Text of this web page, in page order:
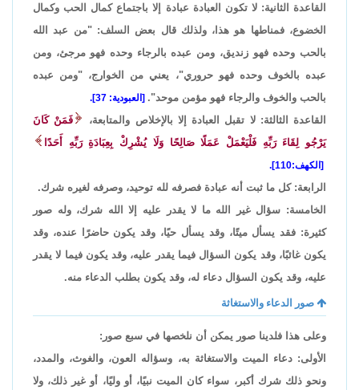
القاعدة الثانية: لا تكون العبادة عبادة إلا باجتماع كمال الحب وكمال
الخضوع، فمناطها هو هذا، ولذلك قال بعض السلف: "من عبد الله
بالحب وحده فهو زنديق، ومن عبده بالرجاء وحده فهو مرجئ، ومن
عبده بالخوف وحده فهو حروري"، يعني من الخوارج، "ومن عبده
بالحب والخوف والرجاء فهو مؤمن موحد". [العبودية: 37].
القاعدة الثالثة: لا تقبل العبادة إلا بالإخلاص والمتابعة،
فَمَنْ كَانَ
يَرْجُو لِقَاءَ رَبِّهِ فَلْيَعْمَلْ عَمَلًا صَالِحًا وَلَا يُشْرِكْ بِعِبَادَةِ رَبِّهِ أَحَدًا
[الكهف:110].
الرابعة: كل ما ثبت أنه عبادة فصرفه لله توحيد، وصرفه لغيره شرك.
الخامسة: سؤال غير الله ما لا يقدر عليه إلا الله شرك، وله صور
كثيرة: فقد يسأل ميتًا، وقد يسأل حيًا، وقد يكون حاضرًا عنده، وقد
يكون غائبًا، وقد يكون السؤال فيما يقدر عليه، وقد يكون فيما لا يقدر
عليه، وقد يكون السؤال دعاء له، وقد يكون بطلب الدعاء منه.
صور الدعاء والاستغاثة
وعلى هذا فلدينا صور يمكن أن نلخصها في سبع صور:
الأولى: دعاء الميت والاستغاثة به، وسؤاله العون، والغوث، والمدد،
ونحو ذلك شرك أكبر، سواء كان الميت نبيًا، أو وليًا، أو غير ذلك، ولا